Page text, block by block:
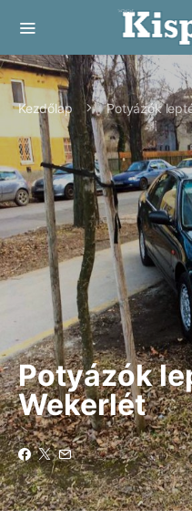
Kezdőlap Potyázók
Potyázók
Wekerlét